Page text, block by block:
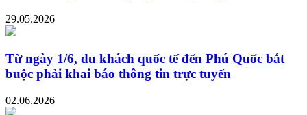
29.05.2026
Từ ngày 1/6, du khách quốc tế đến Phú Quốc bắt
buộc phải khai báo thông tin trực tuyến
02.06.2026